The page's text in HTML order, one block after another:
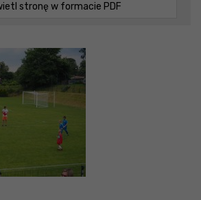
stronę w formacie PDF